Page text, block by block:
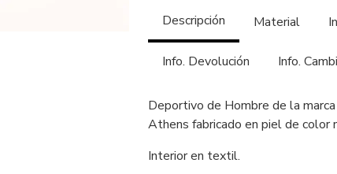
Descripción Material
Info. Devolución Info.
Deportivo de Hombre de la
Athens fabricado en piel de color
Interior en textil.